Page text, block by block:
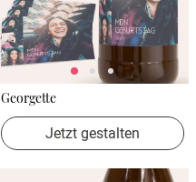
Georgette
Jetzt gestalten